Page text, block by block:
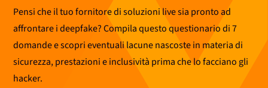
Vai
contenuto
Pensi che il tuo fornitore di soluzioni live sia pronto ad
affrontare i deepfake? Compila questo questionario di 7
domande e scopri eventuali lacune nascoste in materia di
sicurezza, prestazioni e inclusività prima che lo facciano gli
hacker.